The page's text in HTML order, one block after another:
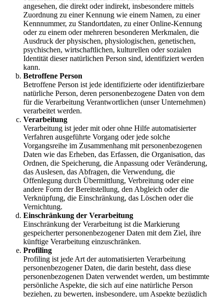
angesehen, die direkt oder indirekt, insbesondere mittels
Zuordnung zu einer Kennung wie einem Namen, zu einer
Kennnummer, zu Standortdaten, zu einer Online-Kennung
oder zu einem oder mehreren besonderen Merkmalen, die
Ausdruck der physischen, physiologischen, genetischen,
psychischen, wirtschaftlichen, kulturellen oder sozialen
Identität dieser natürlichen Person sind, identifiziert werden
kann.
Betroffene Person
Betroffene Person ist jede identifizierte oder identifizierbare
natürliche Person, deren personenbezogene Daten von dem
für die Verarbeitung Verantwortlichen (unser Unternehmen)
verarbeitet werden.
Verarbeitung
Verarbeitung ist jeder mit oder ohne Hilfe automatisierter
Verfahren ausgeführte Vorgang oder jede solche
Vorgangsreihe im Zusammenhang mit personenbezogenen
Daten wie das Erheben, das Erfassen, die Organisation, das
Ordnen, die Speicherung, die Anpassung oder Veränderung,
das Auslesen, das Abfragen, die Verwendung, die
Offenlegung durch Übermittlung, Verbreitung oder eine
andere Form der Bereitstellung, den Abgleich oder die
Verknüpfung, die Einschränkung, das Löschen oder die
Vernichtung.
Einschränkung der Verarbeitung
Einschränkung der Verarbeitung ist die Markierung
gespeicherter personenbezogener Daten mit dem Ziel, ihre
künftige Verarbeitung einzuschränken.
Profiling
Profiling ist jede Art der automatisierten Verarbeitung
personenbezogener Daten, die darin besteht, dass diese
personenbezogenen Daten verwendet werden, um bestimmte
persönliche Aspekte, die sich auf eine natürliche Person
beziehen, zu bewerten, insbesondere, um Aspekte bezüglich